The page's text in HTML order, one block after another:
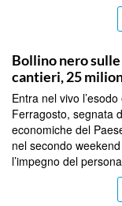
Bollino nero
cantieri, 25
Entra nel vivo
Ferragosto, segnata
economiche del
nel secondo
l’impegno del